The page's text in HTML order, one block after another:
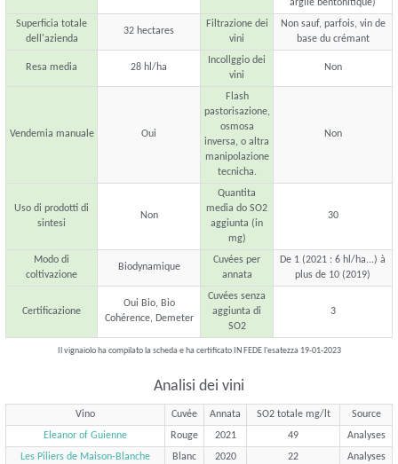
argile bentonitique)
Superficia totale
dell'azienda
32 hectares
Filtrazione dei
vini
Non sauf, parfois, vin de
base du crémant
Resa media 28 hl/ha
Incollggio dei
vini
Non
Vendemia manuale Oui
Flash
pastorisazione,
osmosa
inversa, o altra
manipolazione
tecnicha.
Non
Uso di prodotti di
sintesi
Non
Quantita
media do SO2
aggiunta (in
mg)
30
Modo di
coltivazione
Biodynamique
Cuvées per
annata
De 1 (2021 : 6 hl/ha...) à
plus de 10 (2019)
Certificazione
Oui Bio, Bio
Cohérence, Demeter
Cuvées senza
aggiunta di
SO2
3
Il vignaiolo ha compilato la scheda e ha certificato IN FEDE l'esatezza 19-01-2023
Analisi dei vini
Vino Cuvée Annata SO2 totale mg/lt
Source
Eleanor of Guienne
Rouge 2021 49
Analyses
Les Piliers de Maison-Blanche
Blanc 2020 22
Analyses